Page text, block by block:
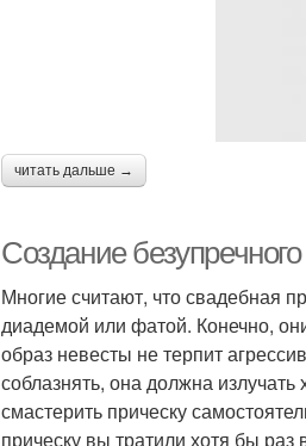
читать дальше →
Создание
Многие считают, что свадебная
диадемой или фатой. Конечно,
образ невесты не терпит
соблазнять, она должна
смастерить прическу
прическу вы тратили хотя бы